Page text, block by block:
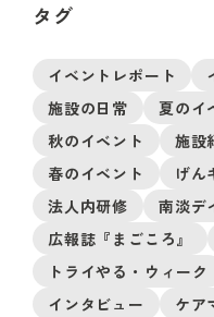
タグ
イベントレポート
施設の日常
夏のイ
秋のイベント
施設
春のイベント
げん
法人内研修
南淡デ
広報誌『まごころ』
トライやる・ウィーク
インタビュー
ケア